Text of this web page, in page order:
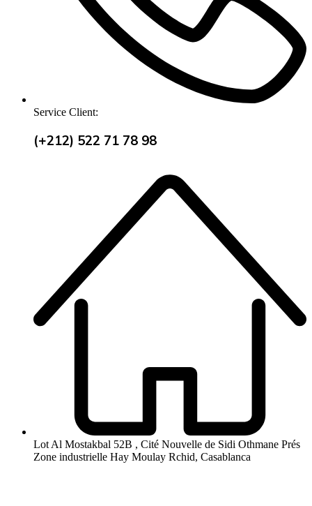
Service Client:
(+212) 522 71 78 98
Lot Al Mostakbal 52B , Cité Nouvelle de Sidi Othmane Prés
Zone industrielle Hay Moulay Rchid, Casablanca